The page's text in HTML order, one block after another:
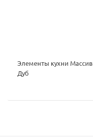
Элементы кухни Массив
Дуб